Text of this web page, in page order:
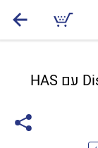
מסך מחשב עם DisplayPort QD-OLED עם HAS